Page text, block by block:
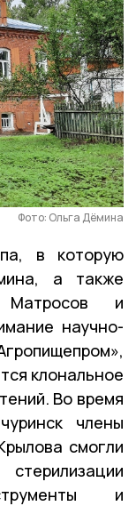
Фото: Ольга Дёмина
в которую
а также
Матросов и
научно-
клональное
Во время
члены
смогли
и